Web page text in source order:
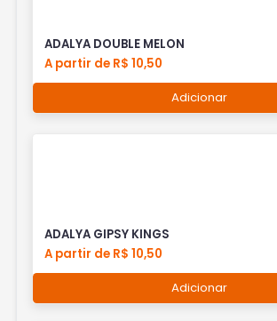
ADALYA DOUBLE MELON
A partir de R$ 10,50
Adicionar
ADALYA GIPSY KINGS
A partir de R$ 10,50
Adicionar